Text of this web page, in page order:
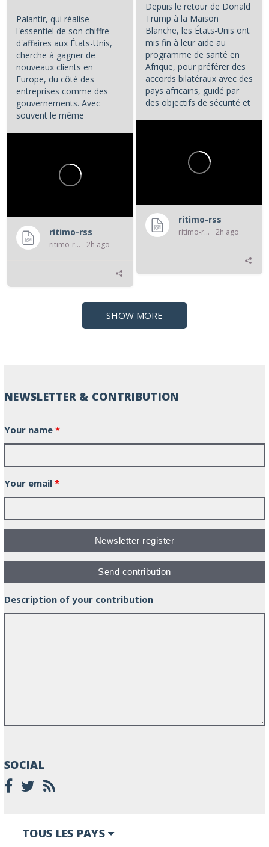
Depuis le retour de Donald
Trump à la Maison
Blanche, les États-Unis ont
mis fin à leur aide au
programme de santé en
Afrique, pour préférer des
accords bilatéraux avec des
pays africains, guidé par
des objectifs de sécurité et
ritimo-rss
ritimo-rss 2h ago
Palantir, qui réalise
l'essentiel de son chiffre
d'affaires aux États-Unis,
cherche à gagner de
nouveaux clients en
Europe, du côté des
entreprises comme des
gouvernements. Avec
souvent le même
ritimo-rss
ritimo-rss 2h ago
SHOW MORE
NEWSLETTER & CONTRIBUTION
Your name *
Your email *
Description of your contribution
SOCIAL
TOUS LES PAYS